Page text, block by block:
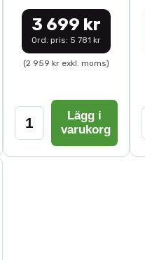
3 699 kr
Ord. pris: 5 781 kr
(2 959 kr exkl. moms)
Lägg i
varukorg